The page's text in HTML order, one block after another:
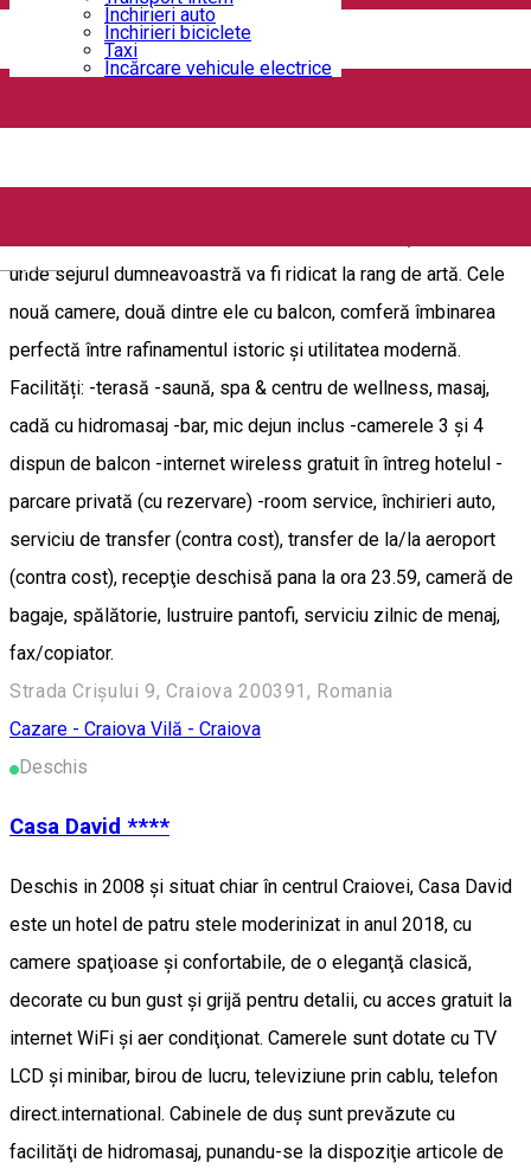
English
Închirieri auto
Închirieri biciclete
Taxi
Încărcare vehicule electrice
Cazare - CraiovaVilă - Craiova
Deschis
unde sejurul dumneavoastră va fi ridicat la rang de artă. Cele
nouă camere, două dintre ele cu balcon, comferă îmbinarea
perfectă între rafinamentul istoric și utilitatea modernă.
Facilități: -terasă -saună, spa & centru de wellness, masaj,
cadă cu hidromasaj -bar, mic dejun inclus -camerele 3 și 4
dispun de balcon -internet wireless gratuit în întreg hotelul -
parcare privată (cu rezervare) -room service, închirieri auto,
serviciu de transfer (contra cost), transfer de la/la aeroport
(contra cost), recepţie deschisă pana la ora 23.59, cameră de
bagaje, spălătorie, lustruire pantofi, serviciu zilnic de menaj,
fax/copiator.
Strada Crișului 9, Craiova 200391, Romania
Cazare - Craiova Vilă - Craiova
Deschis
Casa David ****
Deschis in 2008 şi situat chiar în centrul Craiovei, Casa David
este un hotel de patru stele moderinizat in anul 2018, cu
camere spaţioase şi confortabile, de o eleganţă clasică,
decorate cu bun gust şi grijă pentru detalii, cu acces gratuit la
internet WiFi şi aer condiţionat. Camerele sunt dotate cu TV
LCD şi minibar, birou de lucru, televiziune prin cablu, telefon
direct.international. Cabinele de duş sunt prevăzute cu
facilităţi de hidromasaj, punandu-se la dispoziţie articole de